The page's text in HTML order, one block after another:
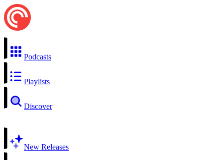
Podcasts
Playlists
Discover
New Releases